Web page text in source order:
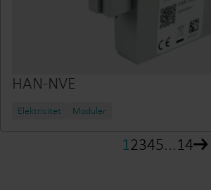
HAN-NVE
Elektricitet Moduler
12345...14